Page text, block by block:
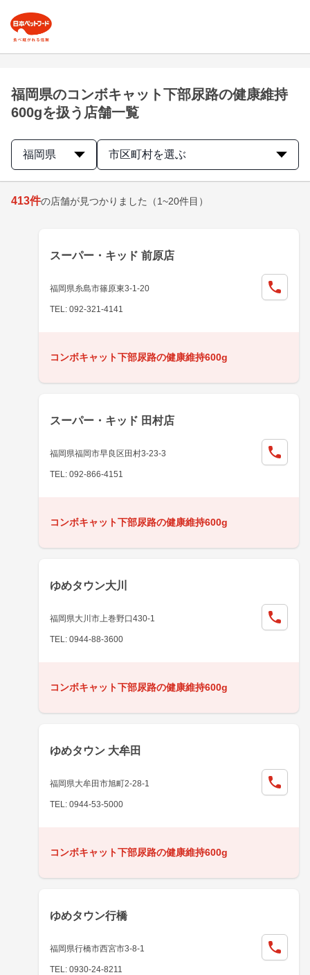
福岡県のコンボキャット下部尿路の健康維持
600gを扱う店舗一覧
福岡県 市区町村を選ぶ
413件の店舗が見つかりました （1~20件目）
スーパー・キッド 前原店
福岡県糸島市篠原東3-1-20
TEL: 092-321-4141
コンボキャット下部尿路の健康維持600g
スーパー・キッド 田村店
福岡県福岡市早良区田村3-23-3
TEL: 092-866-4151
コンボキャット下部尿路の健康維持600g
ゆめタウン大川
福岡県大川市上巻野口430-1
TEL: 0944-88-3600
コンボキャット下部尿路の健康維持600g
ゆめタウン 大牟田
福岡県大牟田市旭町2-28-1
TEL: 0944-53-5000
コンボキャット下部尿路の健康維持600g
ゆめタウン行橋
福岡県行橋市西宮市3-8-1
TEL: 0930-24-8211